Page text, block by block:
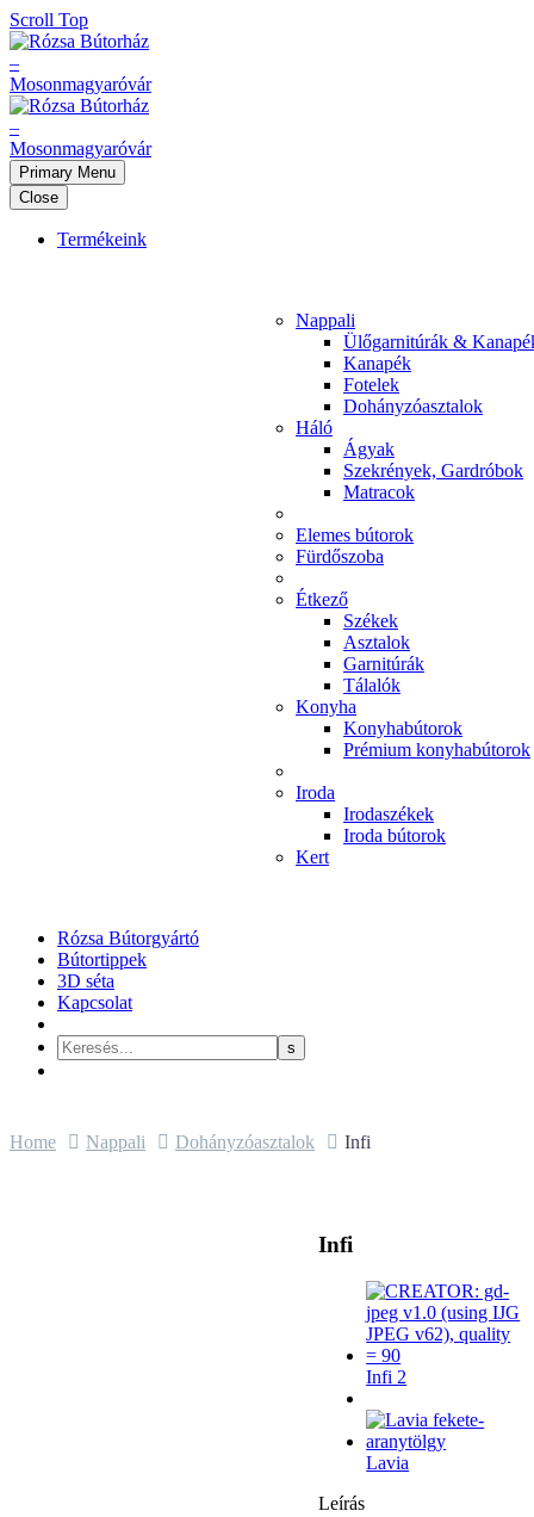
Scroll Top
Primary Menu
Close
Termékeink
Nappali
Ülőgarnitúrák &
Kanapék
Fotelek
Dohányzóasztalok
Háló
Ágyak
Szekrények, Gardróbok
Matracok
Elemes bútorok
Fürdőszoba
Étkező
Székek
Asztalok
Garnitúrák
Tálalók
Konyha
Konyhabútorok
Prémium konyhabútorok
Iroda
Irodaszékek
Iroda bútorok
Kert
Rózsa Bútorgyártó
Bútortippek
3D séta
Kapcsolat
Home Nappali Dohányzóasztalok Infi
Infi
Infi 2
Lavia
Leírás